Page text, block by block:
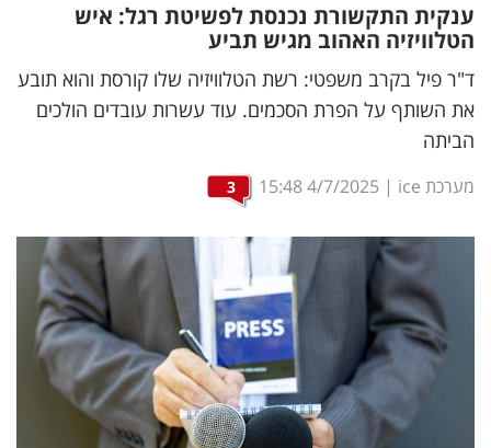
דיגיטל
וטק
שיווק
ופרסום
מדדים
ומחקרים
דעות
עסקית
ענקית התקשורת נכנסת לפשיטת רגל: איש
הטלוויזיה האהוב מגיש תביע
ד"ר פיל בקרב משפטי: רשת הטלוויזיה שלו קורסת והוא תובע
את השותף על הפרת הסכמים. עוד עשרות עובדים הולכים
הביתה
מערכת ice |
4/7/2025
15:48
3